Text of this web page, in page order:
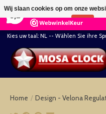
164
Kies uw taal: NL -- Wählen Sie ihre
Home / Design - Velona
Wij slaan cookies op om onze
Nee